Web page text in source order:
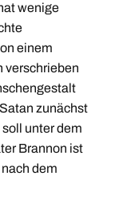
wenige
einem
verschrieben
zunächst
unter dem
Brannon ist
dem